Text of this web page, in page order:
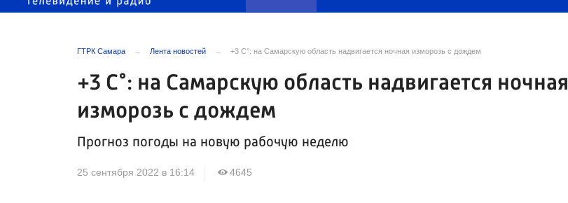
ГТРК Самара Лента новостей +3 С°: на Самарскую область надвигается ночная изморозь с дождем
+3 С°: на Самарскую область надвигается ночная
изморозь с дождем
Прогноз погоды на новую рабочую неделю
25 сентября 2022 в 16:14 4645